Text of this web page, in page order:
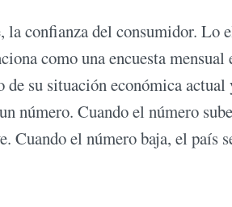
la confianza del consumidor. Lo
como una encuesta mensual
su situación económica actual
número. Cuando el número
Cuando el número baja, el país